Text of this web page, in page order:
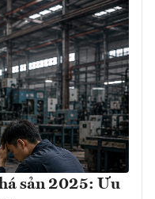
sản 2025: Ưu